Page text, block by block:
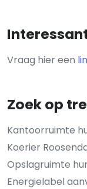
Vraag hier een
Zoek op
Kantoorruimte
Koerier
Opslagruimte
Energielabel